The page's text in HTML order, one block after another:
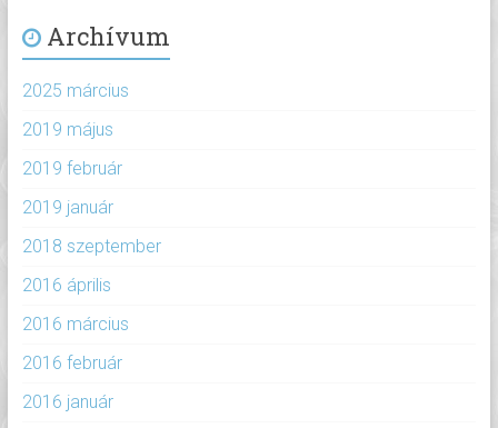
Archívum
2025 március
2019 május
2019 február
2019 január
2018 szeptember
2016 április
2016 március
2016 február
2016 január